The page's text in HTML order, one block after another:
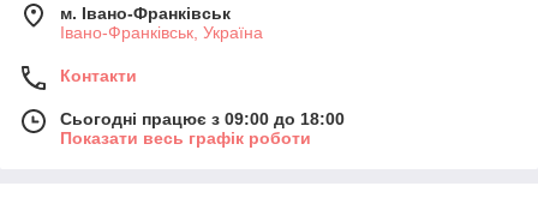
м. Івано-Франківськ
Івано-Франківськ, Україна
Контакти
Сьогодні працює з 09:00 до 18:00
Показати весь графік роботи